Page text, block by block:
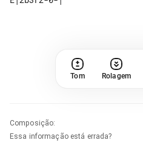
Tom Rolagem
Composição:
Essa informação está errada?